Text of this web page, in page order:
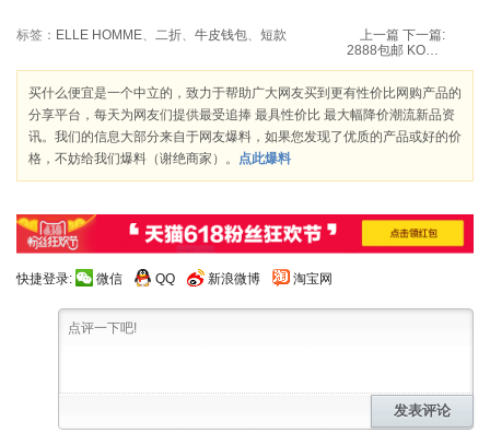
标签： ELLE HOMME、 二折、 牛皮钱包、 短款 上一篇 下一篇:
2888包邮 KONKA 康佳 42英寸 全高清 3D液晶电视LC42MS96PD（送两付眼镜）
买什么便宜是一个中立的，致力于帮助广大网友买到更有性价比网购产品的
分享平台，每天为网友们提供最受追捧 最具性价比 最大幅降价潮流新品资
讯。我们的信息大部分来自于网友爆料，如果您发现了优质的产品或好的价
格，不妨给我们爆料（谢绝商家）。 点此爆料
快捷登录: 微信 QQ 新浪微博 淘宝网
发表评论